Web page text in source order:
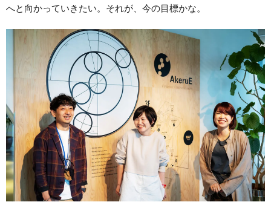
へと向かっていきたい。それが、今の目標かな。